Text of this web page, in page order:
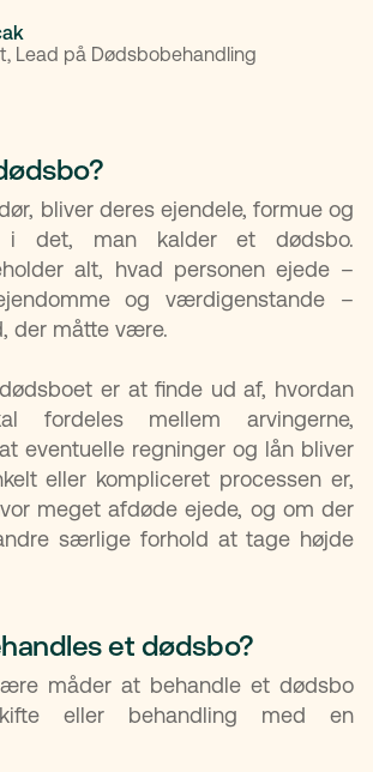
Lead på Dødsbobehandling
bliver deres ejendele, formue og
det, man kalder et dødsbo.
alt, hvad personen ejede –
og værdigenstande –
der måtte være.
er at finde ud af, hvordan
fordeles mellem arvingerne,
eventuelle regninger og lån bliver
eller kompliceret processen er,
meget afdøde ejede, og om der
særlige forhold at tage højde
et dødsbo?
måder at behandle et dødsbo
eller behandling med en